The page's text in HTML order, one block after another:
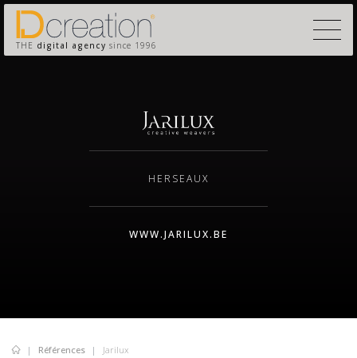
THE digital agency since 1996
HERSEAUX
WWW.JARILUX.BE
Références Jarilux